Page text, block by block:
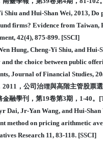
Shiu and Hui-Shan Wei, 2013, Do
firms? Evidence from Taiwan,
42(4), 875-899. [SSCI]
Hung, Cheng-Yi Shiu, and Hui-
the choice between public
Journal of Financial Studies,
2011，公司治理與高階主管股票
金融學刊 ，第19卷第3期，1-40。
Dai, Jr-Yan Wang, and Hui-Shan
method on pricing arithmetic
Research 11, 83-118. [SSCI]